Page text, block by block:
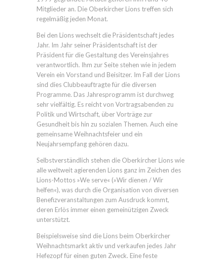
Mitglieder an. Die Oberkircher Lions treffen sich
regelmäßig jeden Monat.
Bei den Lions wechselt die Präsidentschaft jedes
Jahr. Im Jahr seiner Präsidentschaft ist der
Präsident für die Gestaltung des Vereinsjahres
verantwortlich. Ihm zur Seite stehen wie in jedem
Verein ein Vorstand und Beisitzer. Im Fall der Lions
sind dies Clubbeauftragte für die diversen
Programme. Das Jahresprogramm ist durchweg
sehr vielfältig. Es reicht von Vortragsabenden zu
Politik und Wirtschaft, über Vorträge zur
Gesundheit bis hin zu sozialen Themen. Auch eine
gemeinsame Weihnachtsfeier und ein
Neujahrsempfang gehören dazu.
Selbstverständlich stehen die Oberkircher Lions wie
alle weltweit agierenden Lions ganz im Zeichen des
Lions-Mottos »We serve« (»Wir dienen / Wir
helfen«), was durch die Organisation von diversen
Benefizveranstaltungen zum Ausdruck kommt,
deren Erlös immer einen gemeinützigen Zweck
unterstützt.
Beispielsweise sind die Lions beim Oberkircher
Weihnachtsmarkt aktiv und verkaufen jedes Jahr
Hefezopf für einen guten Zweck. Eine feste